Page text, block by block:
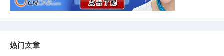
热门文章